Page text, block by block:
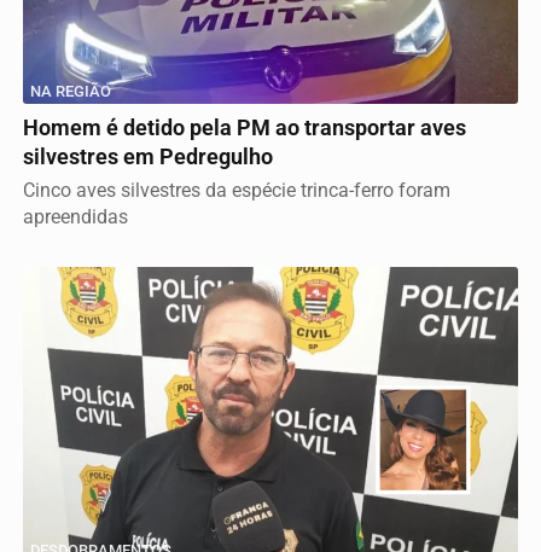
NA REGIÃO
Homem é detido pela PM ao transportar aves
silvestres em Pedregulho
Cinco aves silvestres da espécie trinca-ferro foram
apreendidas